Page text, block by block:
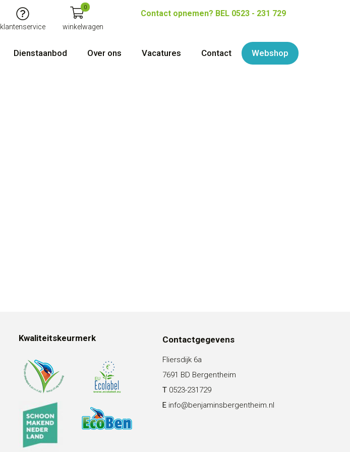
klantenservice
0
winkelwagen
Contact opnemen? BEL 0523 - 231 729
Dienstaanbod Over ons Vacatures Contact Webshop
Kwaliteitskeurmerk Contactgegevens
Fliersdijk 6a
7691 BD Bergentheim
T 0523-231729
E info@benjaminsbergentheim.nl